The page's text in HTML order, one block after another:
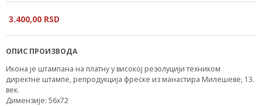
3.400,00 RSD
ОПИС ПРОИЗВОДА
Икона је штампана на платну у високој резолуцији техником
директне штампе, репродукција фреске из манастира Милешеве, 13.
век.
Димензије: 56х72